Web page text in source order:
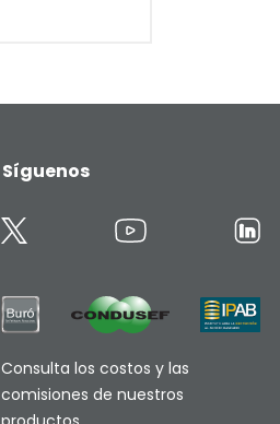
Síguenos
Consulta los costos y las
comisiones de nuestros